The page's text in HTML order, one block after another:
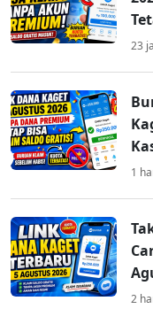
23
1
2